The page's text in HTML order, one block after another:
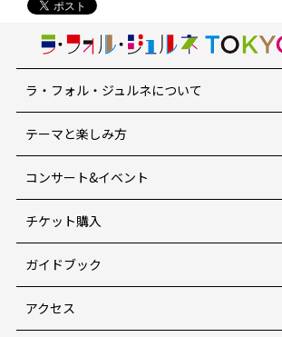
ラ・フォル・ジュルネについて
テーマと楽しみ方
コンサート&イベント
チケット購入
ガイドブック
アクセス